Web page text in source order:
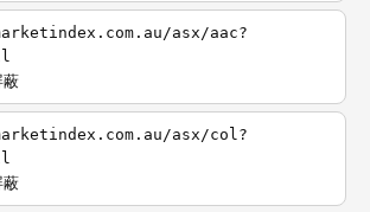
asx/aac?
蔽
asx/col?
蔽